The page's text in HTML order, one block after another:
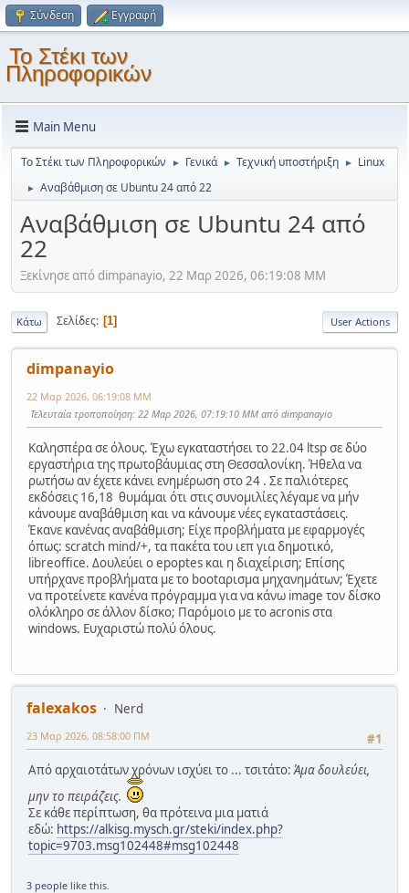
Σύνδεση Εγγραφή
Το Στέκι των
Πληροφορικών
Main Menu
Το Στέκι των Πληροφορικών ► Γενικά ► Τεχνική υποστήριξη ► Linux
► Αναβάθμιση σε Ubuntu 24 από 22
Αναβάθμιση σε Ubuntu 24 από
22
Ξεκίνησε από dimpanayio, 22 Μαρ 2026, 06:19:08 ΜΜ
Κάτω Σελίδες 1 User Actions
dimpanayio
22 Μαρ 2026, 06:19:08 ΜΜ
Τελευταία τροποποίηση: 22 Μαρ 2026, 07:19:10 ΜΜ από dimpanayio
Καλησπέρα σε όλους. Έχω εγκαταστήσει το 22.04 ltsp σε δύο
εργαστήρια της πρωτοβάυμιας στη Θεσσαλονίκη. Ήθελα να
ρωτήσω αν έχετε κάνει ενημέρωση στο 24 . Σε παλιότερες
εκδόσεις 16,18 θυμάμαι ότι στις συνομιλίες λέγαμε να μήν
κάνουμε αναβάθμιση και να κάνουμε νέες εγκαταστάσεις.
Έκανε κανένας αναβάθμιση; Είχε προβλήματα με εφαρμογές
όπως: scratch mind/+, τα πακέτα του ιεπ για δημοτικό,
libreoffice. Δουλεύει ο epoptes και η διαχείριση; Επίσης
υπήρχανε προβλήματα με το bootαρισμα μηχανημάτων; Έχετε
να προτείνετε κανένα πρόγραμμα για να κάνω image τον δίσκο
ολόκληρο σε άλλον δίσκο; Παρόμοιο με το acronis στα
windows. Ευχαριστώ πολύ όλους.
falexakos
Nerd
#1
23 Μαρ 2026, 08:58:00 ΠΜ
Από αρχαιοτάτων χρόνων ισχύει το ... τσιτάτο:Άμα δουλεύει,
μην το πειράζεις.
Σε κάθε περίπτωση, θα πρότεινα μια ματιά
εδώ: https://alkisg.mysch.gr/steki/index.php?
topic=9703.msg102448#msg102448
3 people like this.